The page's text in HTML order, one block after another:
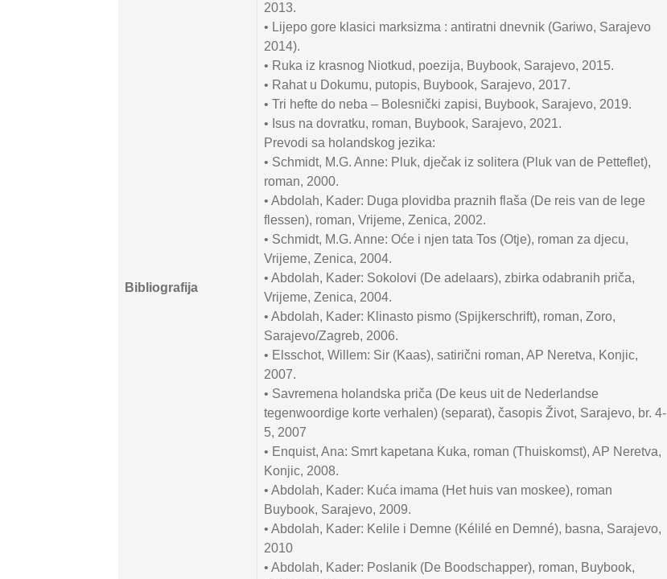
Bibliografija
2013.
• Lijepo gore klasici marksizma : antiratni dnevnik (Gariwo, Sarajevo
2014).
• Ruka iz krasnog Niotkud, poezija, Buybook, Sarajevo, 2015.
• Rahat u Dokumu, putopis, Buybook, Sarajevo, 2017.
• Tri hefte do neba – Bolesnički zapisi, Buybook, Sarajevo, 2019.
• Isus na dovratku, roman, Buybook, Sarajevo, 2021.
Prevodi sa holandskog jezika:
• Schmidt, M.G. Anne: Pluk, dječak iz solitera (Pluk van de Petteflet),
roman, 2000.
• Abdolah, Kader: Duga plovidba praznih flaša (De reis van de lege
flessen), roman, Vrijeme, Zenica, 2002.
• Schmidt, M.G. Anne: Oće i njen tata Tos (Otje), roman za djecu,
Vrijeme, Zenica, 2004.
• Abdolah, Kader: Sokolovi (De adelaars), zbirka odabranih priča,
Vrijeme, Zenica, 2004.
• Abdolah, Kader: Klinasto pismo (Spijkerschrift), roman, Zoro,
Sarajevo/Zagreb, 2006.
• Elsschot, Willem: Sir (Kaas), satirični roman, AP Neretva, Konjic,
2007.
• Savremena holandska priča (De keus uit de Nederlandse
tegenwoordige korte verhalen) (separat), časopis Život, Sarajevo, br. 4-
5, 2007
• Enquist, Ana: Smrt kapetana Kuka, roman (Thuiskomst), AP Neretva,
Konjic, 2008.
• Abdolah, Kader: Kuća imama (Het huis van moskee), roman
Buybook, Sarajevo, 2009.
• Abdolah, Kader: Kelile i Demne (Kélilé en Demné), basna, Sarajevo,
2010
• Abdolah, Kader: Poslanik (De Boodschapper), roman, Buybook,